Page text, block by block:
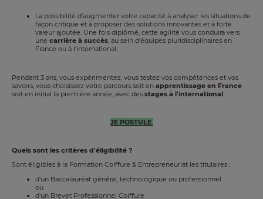
La possibilité d’augmenter votre capacité à analyser les situations de
façon critique et à proposer des solutions innovantes et à forte
valeur ajoutée. Une fois diplômé, cette agilité vous conduira vers
une carrière à succès, au sein d’équipes pluridisciplinaires en
France ou à l’international.
Pendant 3 ans, vous expérimentez, vous testez vos compétences et vos
savoirs, vous choisissez votre parcours soit en apprentissage en France
soit en initial la première année, avec des stages à l'international.
JE POSTULE
Quels sont les critères d'éligibilité ?
Sont éligibles à la Formation Coiffure & Entrepreneuriat les titulaires :
d'un Baccalauréat général, technologique ou professionnel
ou
d'un Brevet Professionnel Coiffure